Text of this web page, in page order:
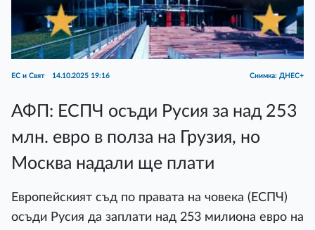
ЕС и Свят 14.10.2025 19:16 Снимка: ДНЕС+
АФП: ЕСПЧ осъди Русия за над 253
млн. евро в полза на Грузия, но
Москва надали ще плати
Европейският съд по правата на човека (ЕСПЧ)
осъди Русия да заплати над 253 милиона евро на